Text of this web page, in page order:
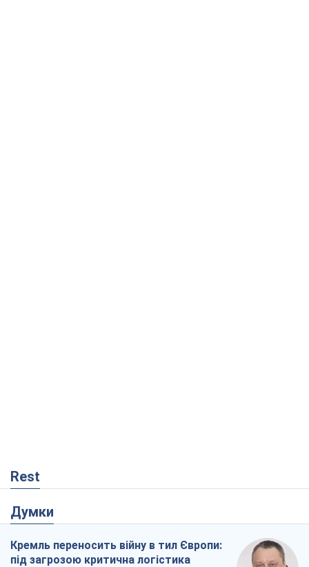
Rest
Думки
Кремль переносить війну в тил Європи:
під загрозою критична логістика